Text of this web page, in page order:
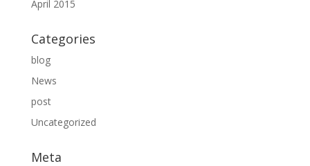
April 2015
Categories
blog
News
post
Uncategorized
Meta